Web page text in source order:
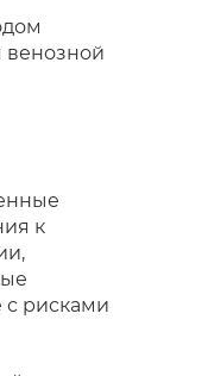
венозной
к
с рисками